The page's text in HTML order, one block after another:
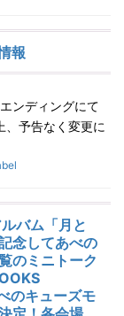
報
ンディングにて
予告なく変更に
バム「月と
念してあべの
のミニトーク
のキューズモ